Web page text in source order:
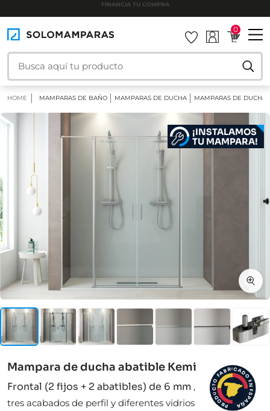
INSTALAMOS TU MAMPARA
0
HOME MAMPARAS DE BAÑO MAMPARAS DE DUCHA MAMPARAS DE DUCHA
¡INSTALAMOS
TU MAMPARA!
Mampara de ducha abatible Kemi
Frontal (2 fijos + 2 abatibles) de 6 mm ,
tres acabados de perfil y diferentes vidrios
P
R
O
D
U
C
T
O
FABRICADO
E
N
E
S
P
A
Ñ
A